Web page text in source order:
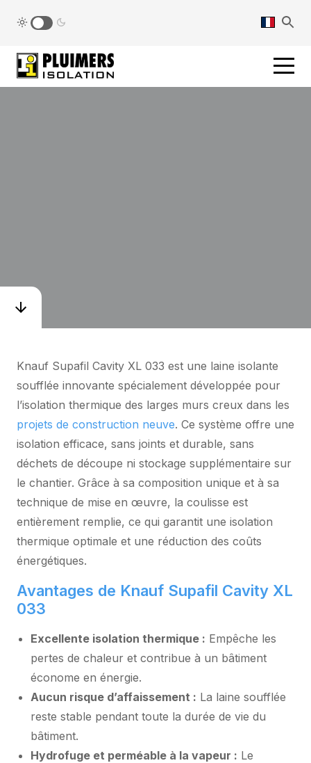
Knauf Supafil Cavity XL 033 est une laine isolante
soufflée innovante spécialement développée pour
l’isolation thermique des larges murs creux dans les
projets de construction neuve. Ce système offre une
isolation efficace, sans joints et durable, sans
déchets de découpe ni stockage supplémentaire sur
le chantier. Grâce à sa composition unique et à sa
technique de mise en œuvre, la coulisse est
entièrement remplie, ce qui garantit une isolation
thermique optimale et une réduction des coûts
énergétiques.
Avantages de Knauf Supafil Cavity XL
033
Excellente isolation thermique : Empêche les
pertes de chaleur et contribue à un bâtiment
économe en énergie.
Aucun risque d’affaissement : La laine soufflée
reste stable pendant toute la durée de vie du
bâtiment.
Hydrofuge et perméable à la vapeur : Le